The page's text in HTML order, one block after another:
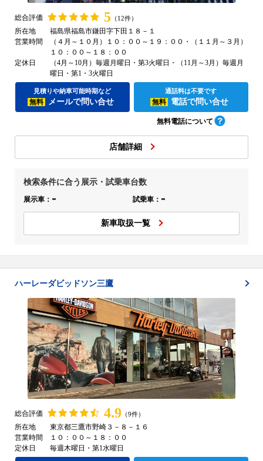
総合評価 5 （12件）
所在地
福島県福島市鎌田字下田１８－１
営業時間
（４月～１０月）１０：００～１９：００・（１１月～３月）
１０：００～１８：００
定休日
（4月～10月）毎週月曜日・第3火曜日・（11月～3月）毎週月
曜日・第1・3火曜日
見積りや納車可能時期など
無料 メールで問い合せ
通話料は不要です
無料 電話で問い合せ
無料電話について
店舗詳細
検索条件に合う展示・試乗車台数
展示車： - 試乗車： -
新車取扱一覧
ハーレーダビッドソン三鷹
総合評価 4.9 （9件）
所在地
東京都三鷹市野崎３－８－１６
営業時間
１０：００～１８：００
定休日
毎週木曜日・第1水曜日